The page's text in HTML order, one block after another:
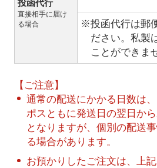
投函代行
直接相手に届け
る場合
※投函代行は郵
ださい。私製
ことができま
【ご注意】
通常の配送にかかる日数は
ポスともに発送日の翌日か
となりますが、個別の配送
る場合があります。
お預かりしたご注文は、上